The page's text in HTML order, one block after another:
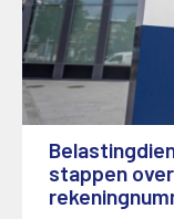
stappen